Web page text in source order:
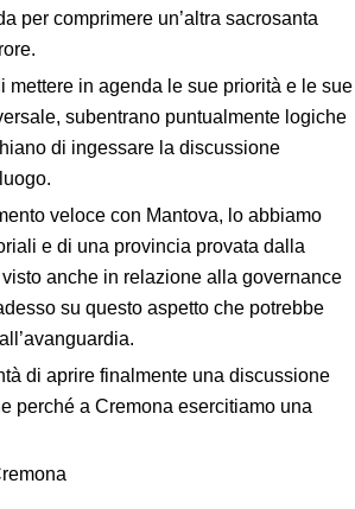
per comprimere un’altra sacrosanta
in agenda le sue priorità e le sue
subentrano puntualmente logiche
di ingessare la discussione
veloce con Mantova, lo abbiamo
e di una provincia provata dalla
anche in relazione alla governance
su questo aspetto che potrebbe
di aprire finalmente una discussione
perché a Cremona esercitiamo una